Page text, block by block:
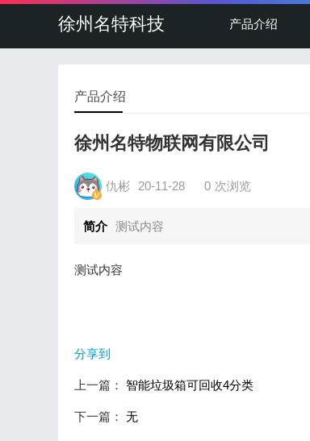
徐州名特科技 产品介绍
产品介绍
徐州名特物联网有限公司
仇彬 20-11-28 0 次浏览
简介 测试内容
测试内容
分享到
上一篇： 智能垃圾箱可回收4分类
下一篇： 无